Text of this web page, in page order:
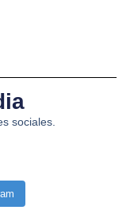
sociales.